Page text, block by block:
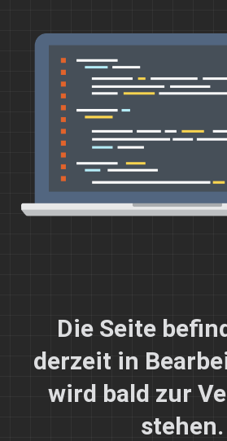
Die Seite
derzeit in
wird bald zur
stehen.